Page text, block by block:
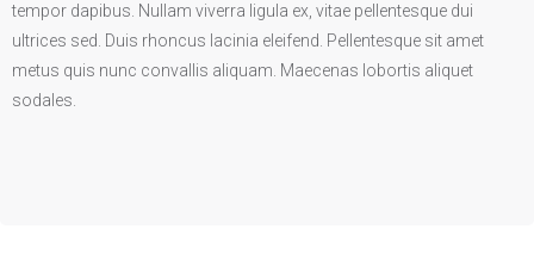
tempor dapibus. Nullam viverra ligula ex, vitae pellentesque dui
ultrices sed. Duis rhoncus lacinia eleifend. Pellentesque sit amet
metus quis nunc convallis aliquam. Maecenas lobortis aliquet
sodales.